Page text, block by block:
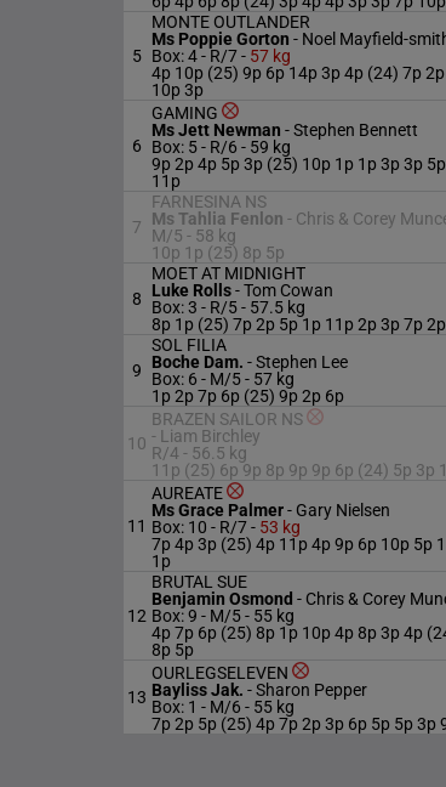
5
MONTE OUTLANDER
Ms Poppie Gorton - Noel Mayfield-
Box: 4 - R/7 - 57 kg
4p 10p (25) 9p 6p 14p 3p 4p (24) 7p
10p 3p
6
GAMING
Ms Jett Newman -Stephen Bennett
Box: 5 - R/6 - 59 kg
9p 2p 4p 5p 3p (25) 10p 1p 1p 3p 3p 5p
11p
7
FARNESINA NS
Ms Tahlia Fenlon - Chris & Corey
M/5 - 58 kg
10p 1p (25) 8p 5p
8
MOET AT MIDNIGHT
Luke Rolls-Tom Cowan
Box: 3 - R/5 - 57.5 kg
8p 1p (25) 7p 2p 5p 1p 11p 2p 3p 7p 2p
9
SOL FILIA
Boche Dam. -Stephen Lee
Box: 6 - M/5 - 57 kg
1p 2p 7p 6p (25) 9p 2p 6p
10
BRAZEN SAILOR NS
- Liam Birchley
R/4 - 56.5 kg
11p (25) 6p 9p 8p 9p 9p 6p (24) 5p 3p
11
AUREATE
Ms Grace Palmer- Gary Nielsen
Box: 10 - R/7 - 53 kg
7p 4p 3p (25) 4p 11p 4p 9p 6p 10p 5p
1p
12
BRUTAL SUE
Benjamin Osmond - Chris & Corey
Box: 9 - M/5 - 55 kg
4p 7p 6p (25) 8p 1p 10p 4p 8p 3p 4p
8p 5p
13
OURLEGSELEVEN
Bayliss Jak. -Sharon Pepper
Box: 1 - M/6 - 55 kg
7p 2p 5p (25) 4p 7p 2p 3p 6p 5p 5p 3p